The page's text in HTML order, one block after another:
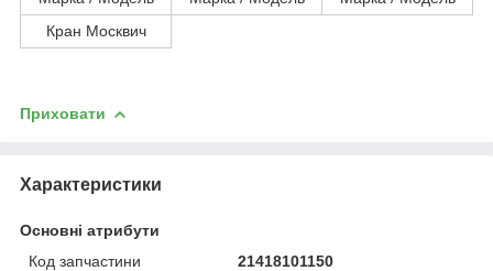
Кран Москвич
Приховати
Характеристики
Основні атрибути
Код запчастини
21418101150